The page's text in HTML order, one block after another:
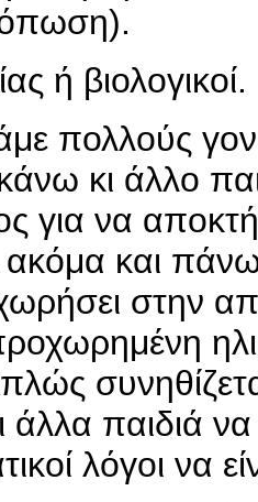
ή βιολογικοί.
πολλούς
κι άλλο
για να
ακόμα και
στην
παιδιά
λόγοι να